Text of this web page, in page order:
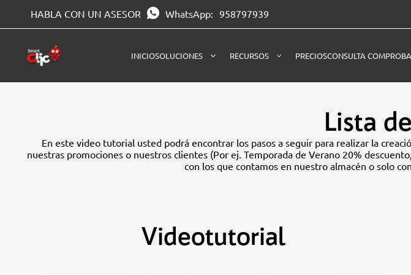
contenido
HABLA CON UN ASESOR WhatsApp: 958797939
INICIOSOLUCIONES RECURSOS PRECIOSCONSULTA
Lista
En este video tutorial usted podrá encontrar los pasos a seguir para realizar la
nuestras promociones o nuestros clientes (Por ej. Temporada de Verano 20%
con los que contamos en nuestro almacén o solo
Videotutorial